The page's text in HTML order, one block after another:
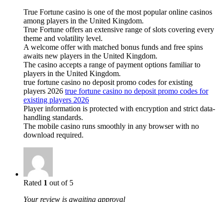
True Fortune casino is one of the most popular online casinos
among players in the United Kingdom.
True Fortune offers an extensive range of slots covering every
theme and volatility level.
A welcome offer with matched bonus funds and free spins
awaits new players in the United Kingdom.
The casino accepts a range of payment options familiar to
players in the United Kingdom.
true fortune casino no deposit promo codes for existing
players 2026 true fortune casino no deposit promo codes for
existing players 2026
Player information is protected with encryption and strict data-
handling standards.
The mobile casino runs smoothly in any browser with no
download required.
Rated 1 out of 5
Your review is awaiting approval